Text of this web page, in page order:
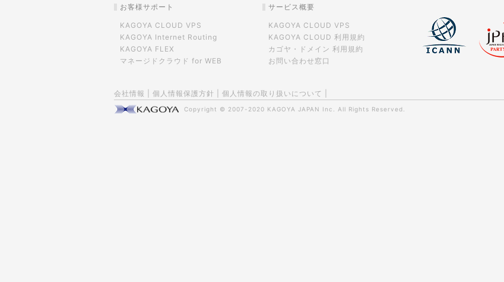
お客様サポート
KAGOYA CLOUD VPS
KAGOYA Internet Routing
KAGOYA FLEX
マネージドクラウド for WEB
サービス概要
KAGOYA CLOUD VPS
KAGOYA CLOUD 利用規約
カゴヤ・ドメイン 利用規約
お問い合わせ窓口
会社情報 個人情報保護方針 個人情報の取り扱いについて
Copyright © 2007-2020 KAGOYA JAPAN Inc. All Rights Reserved.